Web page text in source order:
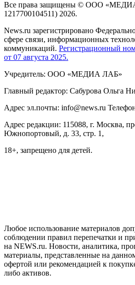
Все права защищены © ООО
1217700104511) 2026.
News.ru зарегистрировано
сфере связи, информационных
коммуникаций. Регистрационный
от 07 августа 2025.
Учредитель: ООО «МЕДИА ЛАБ»
Главный редактор: Сабурова Ольга
Адрес эл.почты: info@news.ru
Адрес редакции: 115088, г. Москва,
Южнопортовый, д. 33, стр. 1,
18+, запрещено для детей.
Любое использование материалов
соблюдении правил перепечатки и
на NEWS.ru. Новости, аналитика,
материалы, представленные на
офертой или рекомендацией к
либо активов.